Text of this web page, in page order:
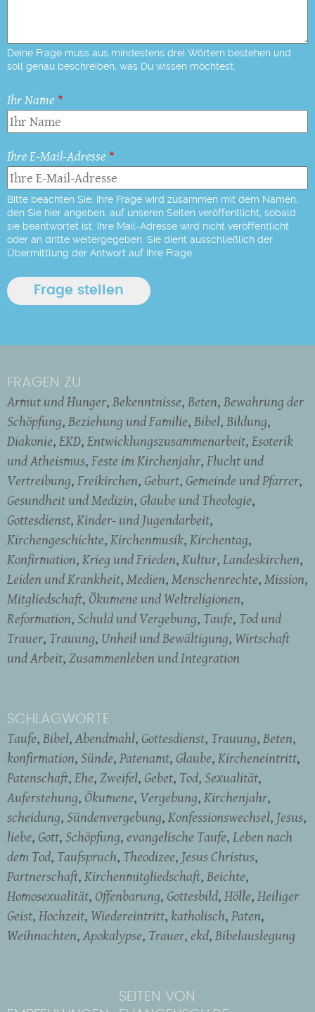
Deine Frage muss aus mindestens drei Wörtern bestehen und
soll genau beschreiben, was Du wissen möchtest.
Ihr Name
Ihre E-Mail-Adresse
Bitte beachten Sie: Ihre Frage wird zusammen mit dem Namen,
den Sie hier angeben, auf unseren Seiten veröffentlicht, sobald
sie beantwortet ist. Ihre Mail-Adresse wird nicht veröffentlicht
oder an dritte weitergegeben. Sie dient ausschließlich der
Übermittlung der Antwort auf Ihre Frage.
FRAGEN ZU
Armut und Hunger Bekenntnisse Beten Bewahrung der
Schöpfung Beziehung und Familie Bibel Bildung
Diakonie EKD Entwicklungszusammenarbeit Esoterik
und Atheismus Feste im Kirchenjahr Flucht und
Vertreibung Freikirchen Geburt Gemeinde und Pfarrer
Gesundheit und Medizin Glaube und Theologie
Gottesdienst Kinder- und Jugendarbeit
Kirchengeschichte Kirchenmusik Kirchentag
Konfirmation Krieg und Frieden Kultur Landeskirchen
Leiden und Krankheit Medien Menschenrechte Mission
Mitgliedschaft Ökumene und Weltreligionen
Reformation Schuld und Vergebung Taufe Tod und
Trauer Trauung Unheil und Bewältigung Wirtschaft
und Arbeit Zusammenleben und Integration
SCHLAGWORTE
Taufe Bibel Abendmahl Gottesdienst Trauung Beten
konfirmation Sünde Patenamt Glaube Kircheneintritt
Patenschaft Ehe Zweifel Gebet Tod Sexualität
Auferstehung Ökumene Vergebung Kirchenjahr
scheidung Sündenvergebung Konfessionswechsel Jesus
liebe Gott Schöpfung evangelische Taufe Leben nach
dem Tod Taufspruch Theodizee Jesus Christus
Partnerschaft Kirchenmitgliedschaft Beichte
Homosexualität Offenbarung Gottesbild Hölle Heiliger
Geist Hochzeit Wiedereintritt katholisch Paten
Weihnachten Apokalypse Trauer ekd Bibelauslegung
SEITEN VON